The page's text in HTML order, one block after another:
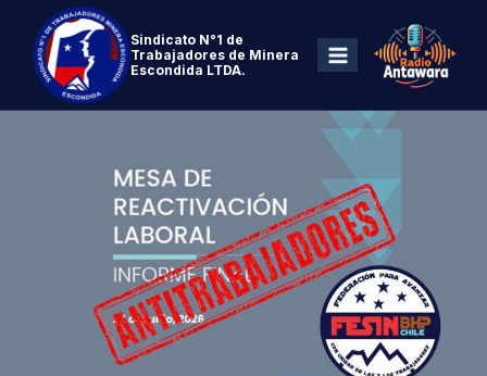
Sindicato N°1 de
Trabajadores de Minera
Escondida LTDA.